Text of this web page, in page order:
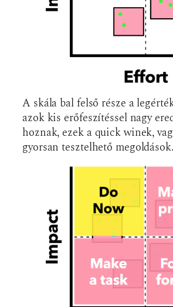
A skála bal felső része a
azok kis erőfeszítéssel nagy
hoznak, ezek a quick winek,
gyorsan tesztelhető megoldások.